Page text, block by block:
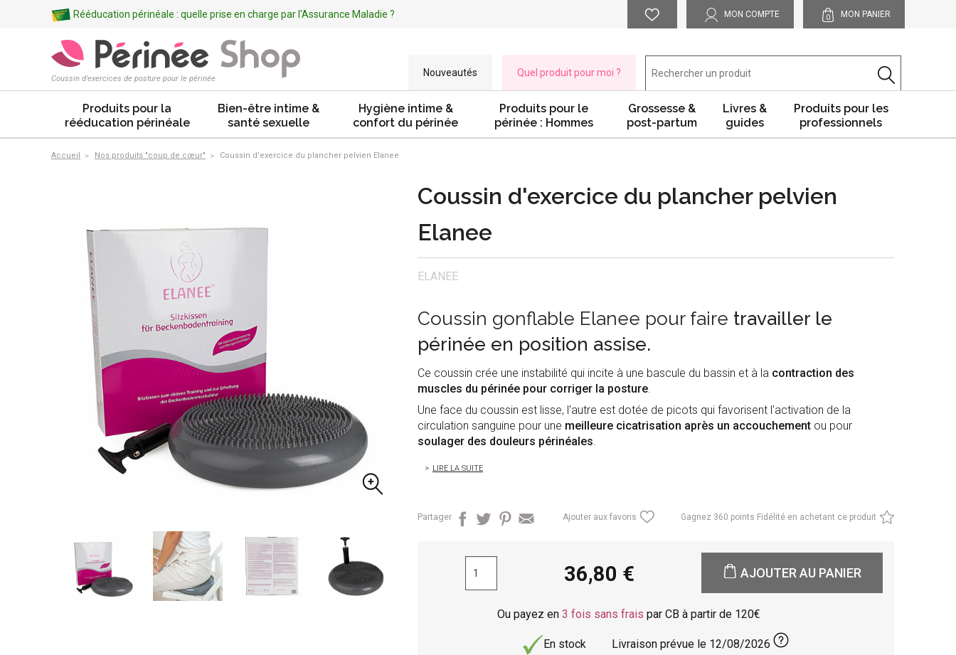
Rééducation périnéale : quelle prise en charge par l'Assurance Maladie ? MON COMPTE 0 MON PANIER
Coussin d'exercices de posture pour le périnée
Nouveautés Quel produit pour moi ?
Produits pour la
rééducation périnéale
Bien-être intime &
santé sexuelle
Hygiène intime &
confort du périnée
Produits pour le
périnée : Hommes
Grossesse &
post-partum
Livres &
guides
Produits pour les
professionnels
Accueil Nos produits "coup de cœur" Coussin d'exercice du plancher pelvien Elanee
Coussin d'exercice du plancher pelvien
Elanee
ELANEE
Coussin gonflable Elanee pour faire travailler le
périnée en position assise.
Ce coussin crée une instabilité qui incite à une bascule du bassin et à la contraction des
muscles du périnée pour corriger la posture.
Une face du coussin est lisse, l'autre est dotée de picots qui favorisent l'activation de la
circulation sanguine pour une meilleure cicatrisation après un accouchement ou pour
soulager des douleurs périnéales.
LIRE LA SUITE
Partager Ajouter aux favoris Gagnez 360 points Fidélité en achetant ce produit
36,80 AJOUTER AU PANIER
Ou payez en 3 fois sans frais par CB à partir de 120
En stock Livraison prévue le 12/08/2026